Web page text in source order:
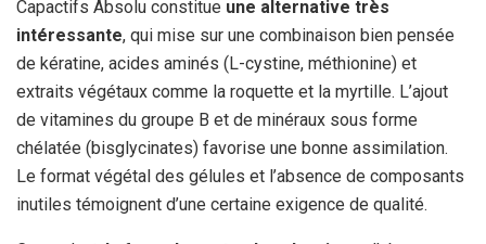
Capactifs Absolu constitue une alternative très
intéressante, qui mise sur une combinaison bien pensée
de kératine, acides aminés (L-cystine, méthionine) et
extraits végétaux comme la roquette et la myrtille. L’ajout
de vitamines du groupe B et de minéraux sous forme
chélatée (bisglycinates) favorise une bonne assimilation.
Le format végétal des gélules et l’absence de composants
inutiles témoignent d’une certaine exigence de qualité.